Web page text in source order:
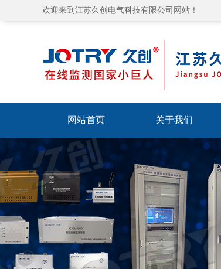
欢迎来到江苏久创电气科技有限公司网站！
网站首页 关于我们